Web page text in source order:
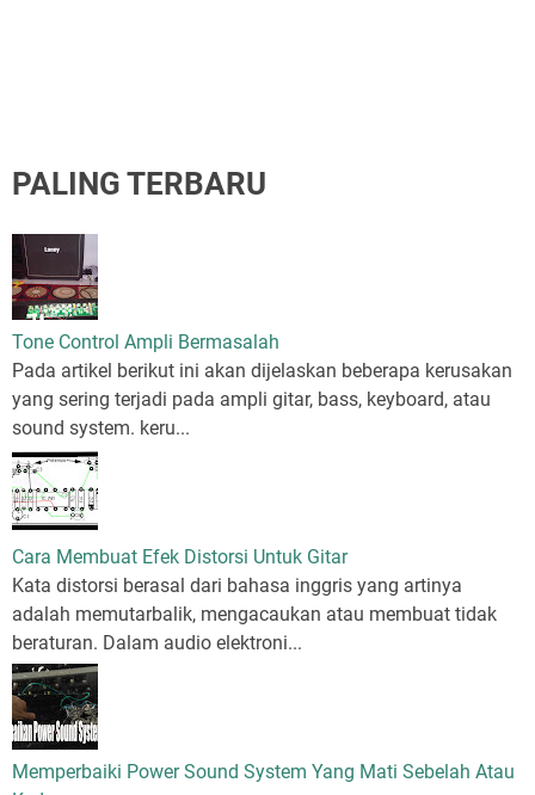
PALING TERBARU
Tone Control Ampli Bermasalah
Pada artikel berikut ini akan dijelaskan beberapa kerusakan
yang sering terjadi pada ampli gitar, bass, keyboard, atau
sound system. keru...
Cara Membuat Efek Distorsi Untuk Gitar
Kata distorsi berasal dari bahasa inggris yang artinya
adalah memutarbalik, mengacaukan atau membuat tidak
beraturan. Dalam audio elektroni...
Memperbaiki Power Sound System Yang Mati Sebelah Atau